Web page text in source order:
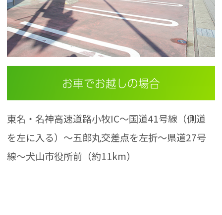
お車でお越しの場合
東名・名神高速道路小牧IC～国道41号線（側道
を左に入る）～五郎丸交差点を左折～県道27号
線～犬山市役所前（約11km）